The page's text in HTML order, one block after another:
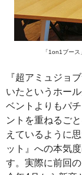
「1on1ブー
『超アミュジョ
いたというホー
ベントよりもパ
ントを重ねるご
えているように
ット』への本気
す。実際に前回